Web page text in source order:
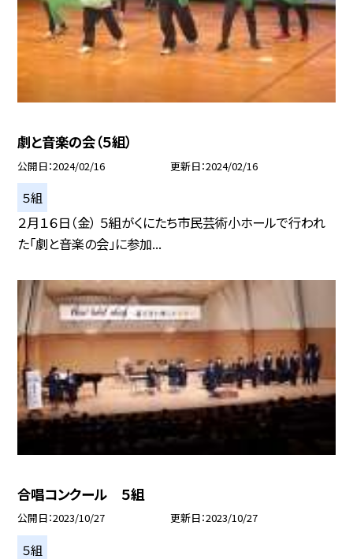
劇と音楽の会（５組）
公開日 2024/02/16 更新日 2024/02/16
５組
２月１６日（金） ５組がくにたち市民芸術小ホールで行われ
た「劇と音楽の会」に参加...
合唱コンクール ５組
公開日 2023/10/27 更新日 2023/10/27
５組